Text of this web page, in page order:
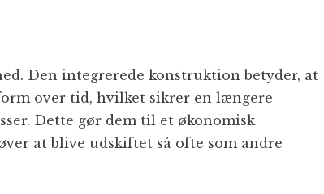
Den integrerede konstruktion betyder, at
over tid, hvilket sikrer en længere
Dette gør dem til et økonomisk
at blive udskiftet så ofte som andre